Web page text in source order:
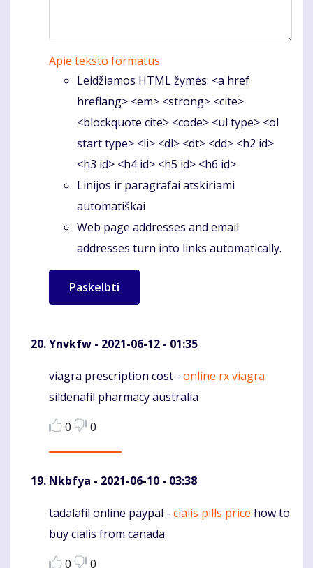
Apie teksto formatus
Leidžiamos HTML žymės: <a href
hreflang> <em> <strong> <cite>
<blockquote cite> <code> <ul type> <ol
start type> <li> <dl> <dt> <dd> <h2 id>
<h3 id> <h4 id> <h5 id> <h6 id>
Linijos ir paragrafai atskiriami
automatiškai
Web page addresses and email
addresses turn into links automatically.
Ynvkfw - 2021-06-12 - 01:35
Komentaras
viagra prescription cost - online rx viagra
sildenafil pharmacy australia
0
0
Nkbfya - 2021-06-10 - 03:38
Komentaras
tadalafil online paypal - cialis pills price how to
buy cialis from canada
0
0